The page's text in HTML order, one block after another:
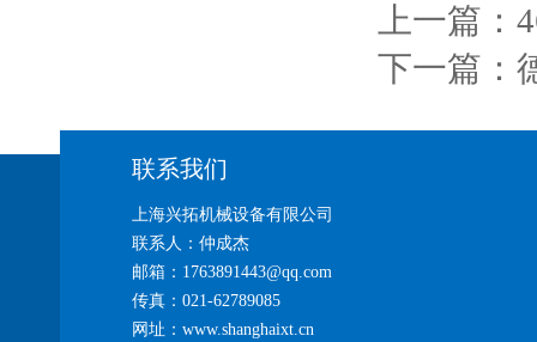
上一篇：
下一篇：
联系我们
上海兴拓机械设备有限公司
联系人：仲成杰
邮箱：1763891443@qq.com
传真：021-62789085
网址：www.shanghaixt.cn